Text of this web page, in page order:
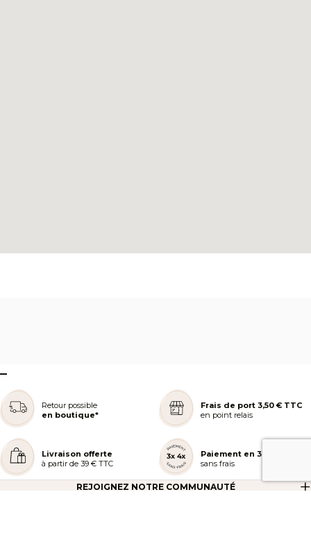
–
Retour possible
en boutique*
Frais de port 3,50 € TTC
en point relais
Livraison offerte
à partir de 39 € TTC
Paiement en 3 ou 4x
sans frais
REJOIGNEZ NOTRE COMMUNAUTÉ